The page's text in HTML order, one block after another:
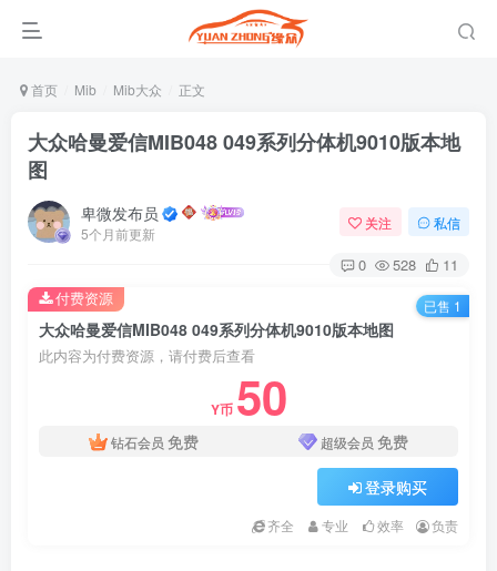
首页 Mib Mib大众 正文
大众哈曼爱信MIB048 049系列分体机9010版本地
图
卑微发布员
5个月前更新
关注 私信
0 528 11
大众哈曼爱信MIB048 049系列分体机9010版本地图
此内容为付费资源，请付费后查看
Y币 50
钻石会员 免费 超级会员 免费
登录购买
齐全 专业 效率 负责
付费资源 已售 1